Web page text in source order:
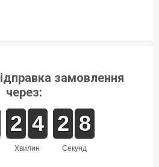
замовлення
через:
хвилин
1
1
2
2 3
3
4
4
секунд
3
2
2 8
8
7